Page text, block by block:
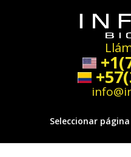
Seleccionar página